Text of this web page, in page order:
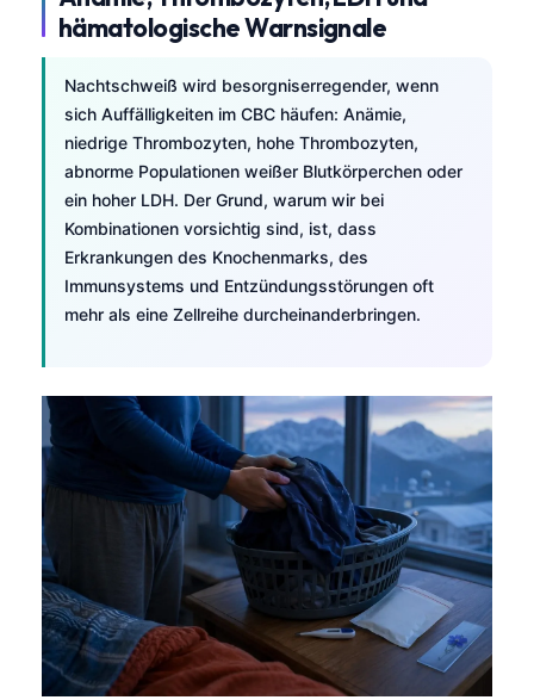
hämatologische Warnsignale
Nachtschweiß wird besorgniserregender, wenn
sich Auffälligkeiten im CBC häufen: Anämie,
niedrige Thrombozyten, hohe Thrombozyten,
abnorme Populationen weißer Blutkörperchen oder
ein hoher LDH. Der Grund, warum wir bei
Kombinationen vorsichtig sind, ist, dass
Erkrankungen des Knochenmarks, des
Immunsystems und Entzündungsstörungen oft
mehr als eine Zellreihe durcheinanderbringen.